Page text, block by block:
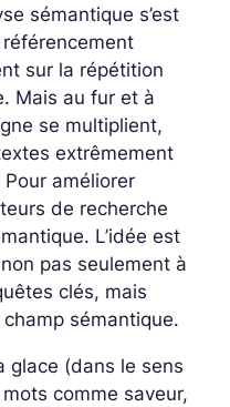
sémantique s’est
référencement
sur la répétition
Mais au fur et à
se multiplient,
extrêmement
améliorer
de recherche
L’idée est
pas seulement à
clés, mais
sémantique.
glace (dans le sens
mots comme saveur,